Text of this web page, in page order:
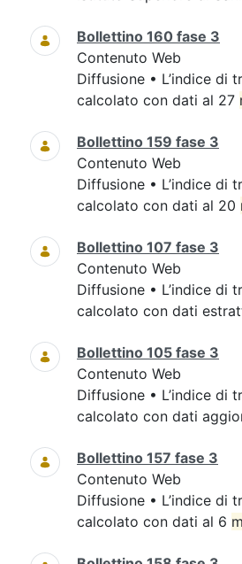
Bollettino 160 fase 3
Contenuto Web
Diffusione • L’indice di
calcolato con dati al 27
Bollettino 159 fase 3
Contenuto Web
Diffusione • L’indice di
calcolato con dati al 20
Bollettino 107 fase 3
Contenuto Web
Diffusione • L’indice di
calcolato con dati
Bollettino 105 fase 3
Contenuto Web
Diffusione • L’indice di
calcolato con dati
Bollettino 157 fase 3
Contenuto Web
Diffusione • L’indice di
calcolato con dati al 6